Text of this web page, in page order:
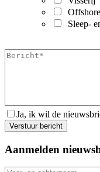
Offshore
Sleep-
Ja, ik wil de
Aanmelden